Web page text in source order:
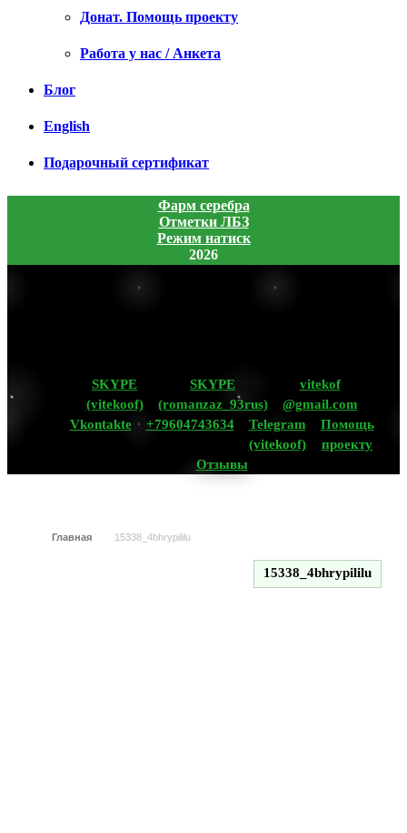
Донат. Помощь проекту
Работа у нас / Анкета
Блог
English
Подарочный сертификат
Фарм серебра
Отметки ЛБЗ
Режим натиск
2026
SKYPE
(vitekoof)
SKYPE
(romanzaz_93rus)
vitekof
@gmail.com
Vkontakte
+79604743634
Telegram
(vitekoof)
Помощь
проекту
Отзывы
Главная 15338_4bhrypililu
15338_4bhrypililu